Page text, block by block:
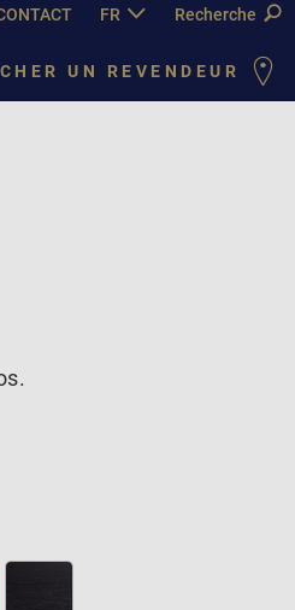
FR DE EN PY
Recherche
UN REVENDEUR